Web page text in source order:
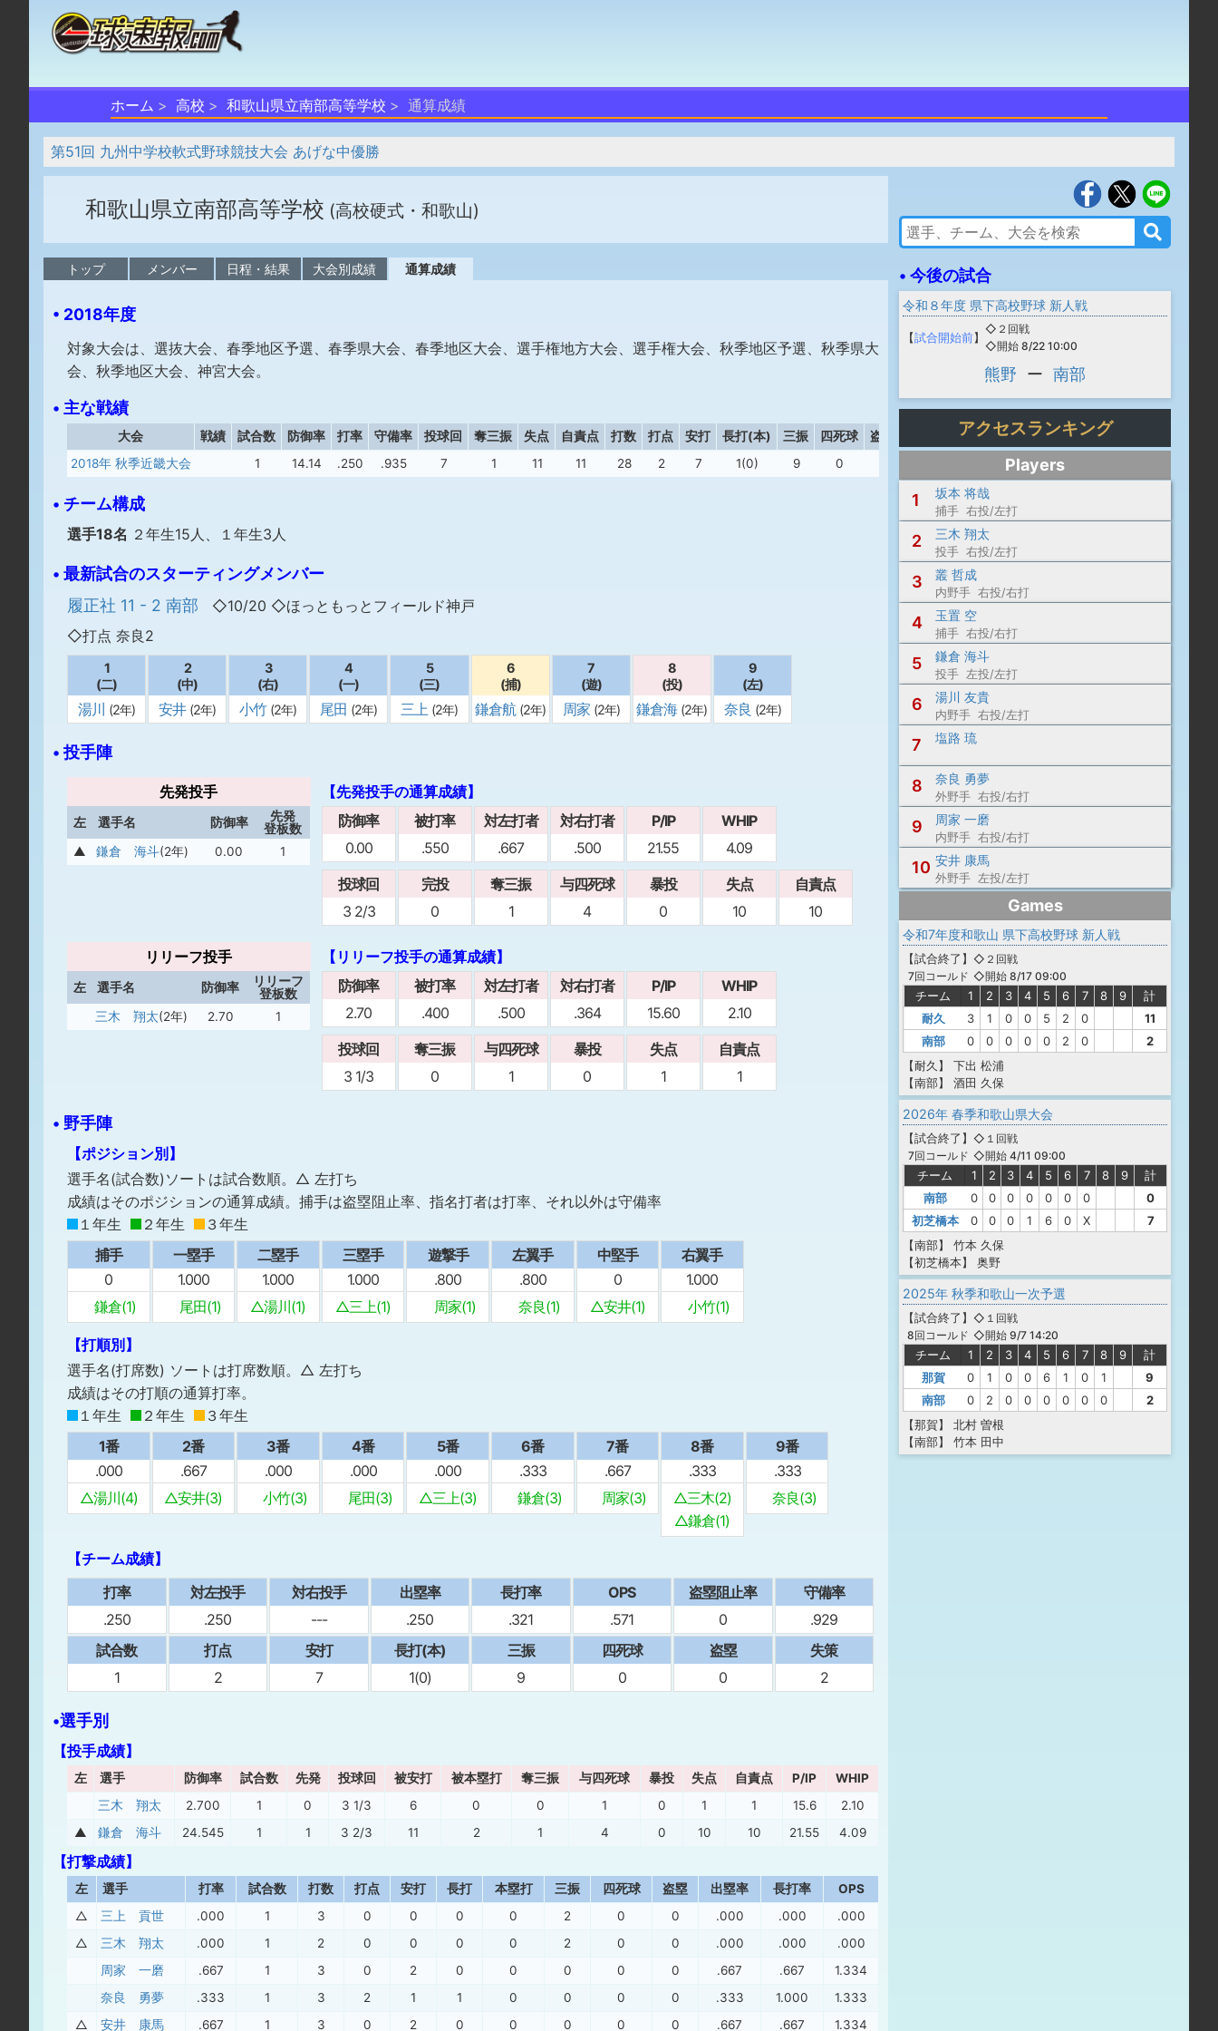
ホーム 高校 和歌山県立南部高等学校 通算成績
第51回 九州中学校軟式野球競技大会 あげな中優勝
和歌山県立南部高等学校 (高校硬式・和歌山)
トップ メンバー 日程・結果 大会別成績 通算成績
• 2018年度
対象大会は、選抜大会、春季地区予選、春季県大会、春季地区大会、選手権地方大会、選手権大会、秋季地区予選、秋季県大
会、秋季地区大会、神宮大会。
• 主な戦績
大会 戦績 試合数 防御率 打率 守備率 投球回 奪三振 失点 自責点 打数 打点 安打 長打(本) 三振 四死球 盗塁
2018年 秋季近畿大会
1 14.14 .250 .935 7 1 11 11 28 2 7 1(0) 9 0
• チーム構成
選手18名 ２年生15人、１年生3人
• 最新試合のスターティングメンバー
履正社 11 - 2 南部
◇10/20 ◇ほっともっとフィールド神戸
◇打点 奈良2
1
(二)
湯川 (2年)
2
(中)
安井 (2年)
3
(右)
小竹 (2年)
4
(一)
尾田 (2年)
5
(三)
三上 (2年)
6
(捕)
鎌倉航 (2年)
7
(遊)
周家 (2年)
8
(投)
鎌倉海 (2年)
9
(左)
奈良 (2年)
• 投手陣
先発投手
左 選手名 防御率
先発
登板数
▲
鎌倉 海斗(2年) 0.00 1
【先発投手の通算成績】
防御率
0.00
被打率
.550
対左打者
.667
対右打者
.500
P/IP
21.55
WHIP
4.09
投球回
3 2/3
完投
0
奪三振
1
与四死球
4
暴投
0
失点
10
自責点
10
リリーフ投手
左 選手名 防御率
リリーフ
登板数
三木 翔太(2年) 2.70 1
【リリーフ投手の通算成績】
防御率
2.70
被打率
.400
対左打者
.500
対右打者
.364
P/IP
15.60
WHIP
2.10
投球回
3 1/3
奪三振
0
与四死球
1
暴投
0
失点
1
自責点
1
• 野手陣
【ポジション別】
選手名(試合数)ソートは試合数順。△ 左打ち
成績はそのポジションの通算成績。捕手は盗塁阻止率、指名打者は打率、それ以外は守備率
１年生
２年生
３年生
捕手
0
鎌倉(1)
一塁手
1.000
尾田(1)
二塁手
1.000
△湯川(1)
三塁手
1.000
△三上(1)
遊撃手
.800
周家(1)
左翼手
.800
奈良(1)
中堅手
0
△安井(1)
右翼手
1.000
小竹(1)
【打順別】
選手名(打席数) ソートは打席数順。△ 左打ち
成績はその打順の通算打率。
１年生
２年生
３年生
1番
.000
△湯川(4)
2番
.667
△安井(3)
3番
.000
小竹(3)
4番
.000
尾田(3)
5番
.000
△三上(3)
6番
.333
鎌倉(3)
7番
.667
周家(3)
8番
.333
△三木(2)
△鎌倉(1)
9番
.333
奈良(3)
【チーム成績】
打率
.250
対左投手
.250
対右投手
---
出塁率
.250
⻑打率
.321
OPS
.571
盗塁阻止率
0
守備率
.929
試合数
1
打点
2
安打
7
⻑打(本)
1(0)
三振
9
四死球
0
盗塁
0
失策
2
•選手別
【投手成績】
左 選手 防御率 試合数 先発 投球回 被安打 被本塁打 奪三振 与四死球 暴投 失点 自責点 P/IP
WHIP
三木 翔太
2.700 1 0 3 1/3 6 0 0 1 0 1 1 15.6
2.10
▲
鎌倉 海斗 24.545 1 1 3 2/3 11 2 1 4 0 10 10 21.55 4.09
【打撃成績】
左 選手 打率 試合数 打数 打点 安打 長打 本塁打 三振 四死球 盗塁 出塁率 長打率
OPS
△
三上 貢世 .000 1 3 0 0 0 0 2 0 0 .000 .000
.000
△
三木 翔太 .000 1 2 0 0 0 0 2 0 0 .000 .000
.000
周家 一磨
.667 1 3 0 2 0 0 0 0 0 .667 .667
1.334
奈良 勇夢
.333 1 3 2 1 1 0 0 0 0 .333 1.000
1.333
△
安井 康馬 .667 1 3 0 2 0 0 0 0 0 .667 .667 1.334
• 今後の試合
令和８年度 県下高校野球 新人戦
【試合開始前】
◇２回戦
◇開始 8/22 10:00
熊野 ー 南部
アクセスランキング
Players
1
坂本 将哉
捕手 右投/左打
2 三木 翔太
投手 右投/左打
3 叢 哲成
内野手 右投/右打
4 玉置 空
捕手 右投/右打
5 鎌倉 海斗
投手 左投/左打
6 湯川 友貴
内野手 右投/左打
7 塩路 琉
8 奈良 勇夢
外野手 右投/右打
9 周家 一磨
内野手 右投/右打
10 安井 康馬
外野手 左投/左打
Games
令和7年度和歌山 県下高校野球 新人戦
【試合終了 】
7回コールド
◇２回戦
◇開始 8/17 09:00
チーム 1 2 3 4 5 6 7 8 9
計
耐久
3 1 0 0 5 2 0
11
南部
0 0 0 0 0 2 0
2
【耐久】
下出 松浦
【南部】
酒田 久保
2026年 春季和歌山県大会
【試合終了 】
7回コールド
◇１回戦
◇開始 4/11 09:00
チーム 1 2 3 4 5 6 7 8 9
計
南部
0 0 0 0 0 0 0
0
初芝橋本
0 0 0 1 6 0 X
7
【南部】
竹本 久保
【初芝橋本】
奥野
2025年 秋季和歌山一次予選
【試合終了 】
8回コールド
◇１回戦
◇開始 9/7 14:20
チーム 1 2 3 4 5 6 7 8 9
計
那賀
0 1 0 0 6 1 0 1
9
南部
0 2 0 0 0 0 0 0
2
【那賀】
北村 曽根
【南部】
竹本 田中